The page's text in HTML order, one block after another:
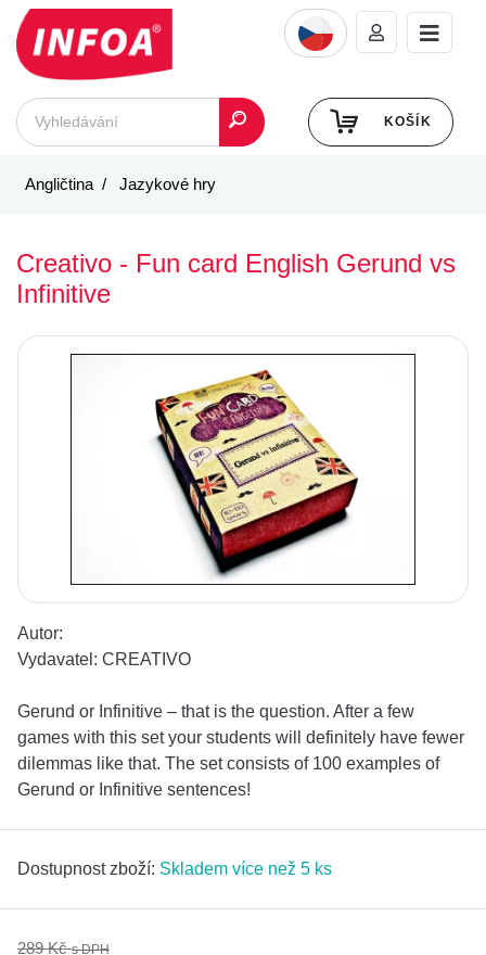
KOŠÍK
Angličtina Jazykové hry
Creativo - Fun card English Gerund vs
Infinitive
Autor:
Vydavatel: CREATIVO
Gerund or Infinitive – that is the question. After a few
games with this set your students will definitely have fewer
dilemmas like that. The set consists of 100 examples of
Gerund or Infinitive sentences!
Dostupnost zboží: Skladem více než 5 ks
289 Kčs DPH